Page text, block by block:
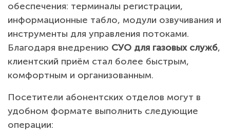
обеспечения: терминалы регистрации,
информационные табло, модули озвучивания и
инструменты для управления потоками.
Благодаря внедрению СУО для газовых служб,
клиентский приём стал более быстрым,
комфортным и организованным.
Посетители абонентских отделов могут в
удобном формате выполнить следующие
операции: